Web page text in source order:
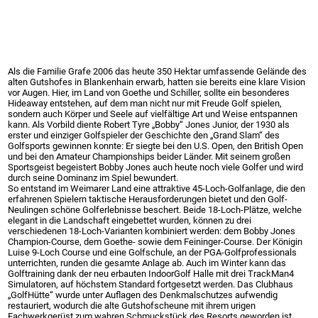
Als die Familie Grafe 2006 das heute 350 Hektar umfassende ­Gelände des
alten Gutshofes in Blankenhain erwarb, hatten sie bereits eine klare Vision
vor Augen. Hier, im Land von Goethe und Schiller, sollte ein besonderes
Hideaway entstehen, auf dem man nicht nur mit Freude Golf spielen,
sondern auch Körper und Seele auf vielfältige Art und Weise entspannen
kann. Als Vorbild diente Robert Tyre „Bobby“ Jones Junior, der 1930 als
erster und einziger Golfspieler der Geschichte den „Grand Slam“ des
Golfsports gewinnen konnte: Er siegte bei den U.S. Open, den ­British Open
und bei den Amateur Championships beider Länder. Mit ­seinem großen
Sportsgeist begeistert Bobby Jones auch heute noch viele Golfer und wird
durch seine Dominanz im Spiel ­bewundert.
So entstand im Weimarer Land eine attraktive 45-Loch-Golfanlage, die den
erfahrenen Spielern taktische Herausforderungen bietet und den Golf-
Neulingen schöne Golferlebnisse beschert. Beide 18-Loch-Plätze, welche
elegant in die Landschaft eingebettet wurden, können zu drei
verschiedenen 18-Loch-Varianten kombiniert werden: dem Bobby Jones
Champion-Course, dem Goethe- sowie dem Feininger-Course. Der Königin
Luise 9-Loch Course und eine Golfschule, an der PGA-Golfprofessionals
unterrichten, runden die gesamte Anlage ab. Auch im Winter kann das
Golftraining dank der neu erbauten IndoorGolf Halle mit drei TrackMan4
Simulatoren, auf höchstem Standard fortgesetzt werden. Das Clubhaus
„GolfHütte“ wurde unter Auflagen des Denkmalschutzes aufwendig
restauriert, wodurch die alte Gutshofscheune mit ihrem urigen